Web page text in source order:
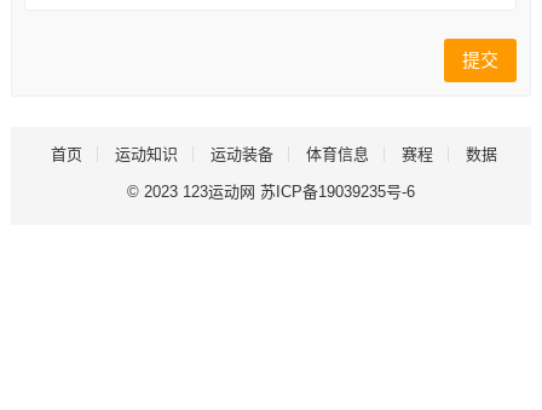
首页 运动知识 运动装备 体育信息 赛程 数据
© 2023 123运动网 苏ICP备19039235号-6